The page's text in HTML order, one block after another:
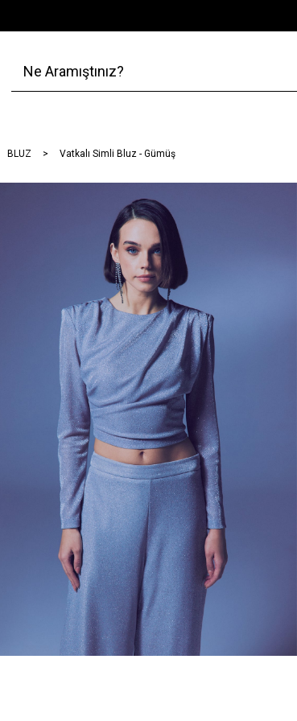
BLUZ Vatkalı Simli Bluz - Gümüş